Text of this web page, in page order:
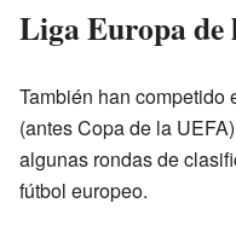
Liga Europa de
También han competido
(antes Copa de la
algunas rondas de
fútbol europeo.